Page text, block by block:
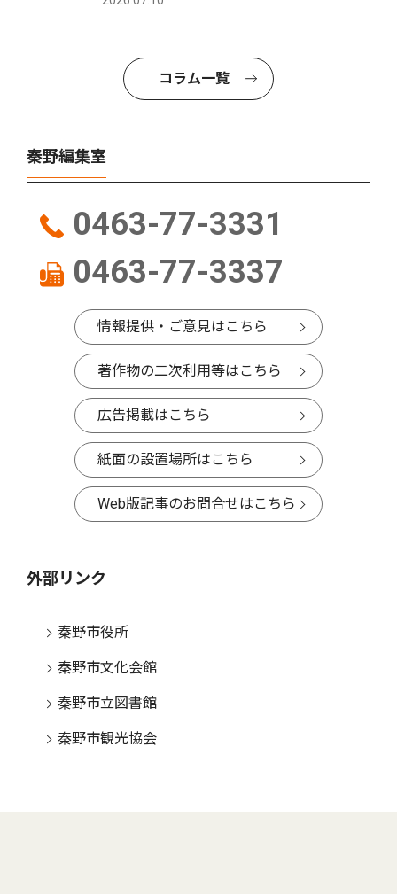
コラム一覧
秦野編集室
0463-77-3331
0463-77-3337
情報提供・ご意見はこちら
著作物の二次利用等はこちら
広告掲載はこちら
紙面の設置場所はこちら
Web版記事のお問合せはこちら
外部リンク
秦野市役所
秦野市文化会館
秦野市立図書館
秦野市観光協会